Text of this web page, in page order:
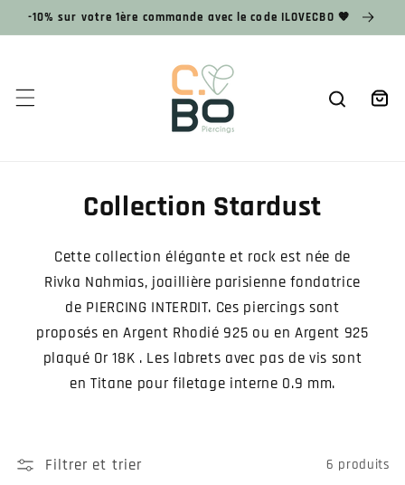
passer
au
-10% sur votre 1ère commande avec le code ILOVECBO 🧡
Panier
Collection Stardust
Cette collection élégante et rock est née de
Rivka Nahmias, joaillière parisienne fondatrice
de PIERCING INTERDIT. Ces piercings sont
proposés en Argent Rhodié 925 ou en Argent 925
plaqué Or 18K . Les labrets avec pas de vis sont
en Titane pour filetage interne 0.9 mm.
Filtrer et trier 6 produits